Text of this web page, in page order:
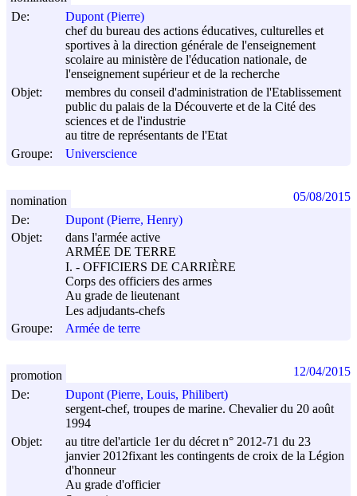
De:
Dupont (Pierre)
chef du bureau des actions éducatives, culturelles et
sportives à la direction générale de l'enseignement
scolaire au ministère de l'éducation nationale, de
l'enseignement supérieur et de la recherche
Objet:
membres du conseil d'administration de l'Etablissement
public du palais de la Découverte et de la Cité des
sciences et de l'industrie
au titre de représentants de l'Etat
Groupe:
Universcience
De:
Dupont (Pierre, Henry)
Objet:
dans l'armée active
ARMÉE DE TERRE
I. - OFFICIERS DE CARRIÈRE
Corps des officiers des armes
Au grade de lieutenant
Les adjudants-chefs
Groupe:
Armée de terre
nomination 05/08/2015
De:
Dupont (Pierre, Louis, Philibert)
sergent-chef, troupes de marine. Chevalier du 20 août
1994
Objet:
au titre del'article 1er du décret n° 2012-71 du 23
janvier 2012fixant les contingents de croix de la Légion
d'honneur
Au grade d'officier
promotion 12/04/2015